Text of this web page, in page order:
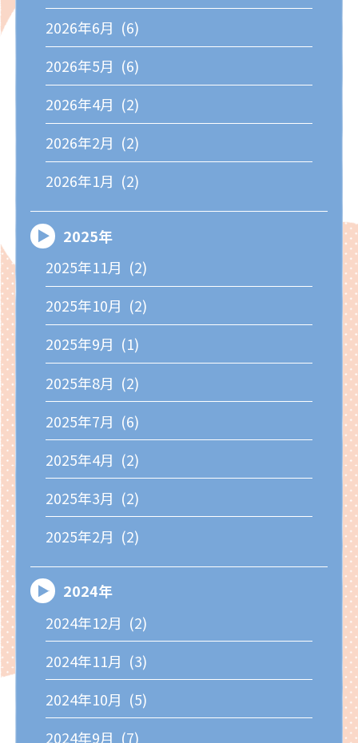
2026年6月 (6)
2026年5月 (6)
2026年4月 (2)
2026年2月 (2)
2026年1月 (2)
2025年
2025年11月 (2)
2025年10月 (2)
2025年9月 (1)
2025年8月 (2)
2025年7月 (6)
2025年4月 (2)
2025年3月 (2)
2025年2月 (2)
2024年
2024年12月 (2)
2024年11月 (3)
2024年10月 (5)
2024年9月 (7)